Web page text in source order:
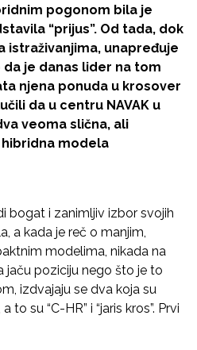
pogonom bila je
“prijus”. Od tada, dok
istraživanjima, unapređuje
je danas lider na tom
njena ponuda u krosover
da u centru NAVAK u
veoma slična, ali
modela
bogat i zanimljiv izbor svojih
a kada je reč o manjim,
modelima, nikada na
jaču poziciju nego što je to
izdvajaju se dva koja su
to su “C-HR” i “jaris kros”. Prvi